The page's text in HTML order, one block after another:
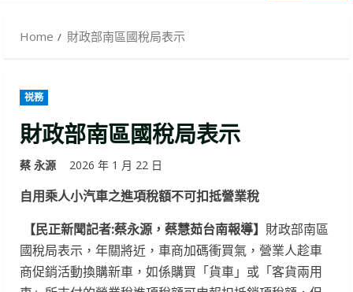
Home 財政部南區國稅局表示
祱務
財政部南區國稅局表示
蔡 永源 2026 年 1 月 22 日
自用乘人小汽車之進項稅額不可扣抵營業稅
【民正新聞記者:蔡永源，蔡慧茹台南報導】 財政部南區
國稅局表示，年關將近，車商加碼衝買氣，營業人趁車
商促銷活動換購新車，如係購買「貨車」或「客貨兩用